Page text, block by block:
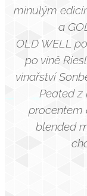
minulým
a
OLD WELL
po víně
vinařství
Peated z
procentem
blended